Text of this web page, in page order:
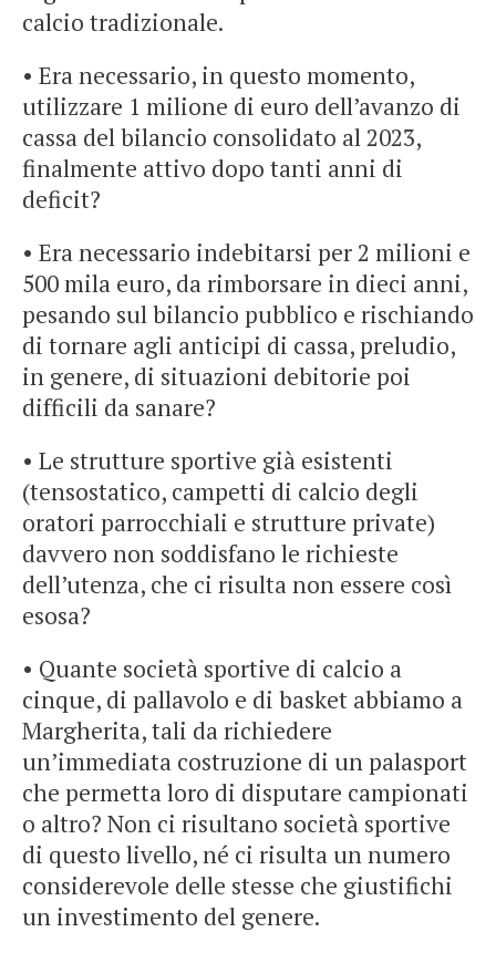
calcio tradizionale.
• Era necessario, in questo momento,
utilizzare 1 milione di euro dell’avanzo di
cassa del bilancio consolidato al 2023,
finalmente attivo dopo tanti anni di
deficit?
• Era necessario indebitarsi per 2 milioni e
500 mila euro, da rimborsare in dieci anni,
pesando sul bilancio pubblico e rischiando
di tornare agli anticipi di cassa, preludio,
in genere, di situazioni debitorie poi
difficili da sanare?
• Le strutture sportive già esistenti
(tensostatico, campetti di calcio degli
oratori parrocchiali e strutture private)
davvero non soddisfano le richieste
dell’utenza, che ci risulta non essere così
esosa?
• Quante società sportive di calcio a
cinque, di pallavolo e di basket abbiamo a
Margherita, tali da richiedere
un’immediata costruzione di un palasport
che permetta loro di disputare campionati
o altro? Non ci risultano società sportive
di questo livello, né ci risulta un numero
considerevole delle stesse che giustifichi
un investimento del genere.